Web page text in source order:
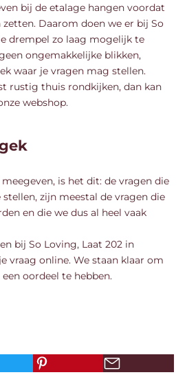
bij de etalage hangen voordat
zetten. Daarom doen we er bij So
drempel zo laag mogelijk te
ongemakkelijke blikken,
waar je vragen mag stellen.
rustig thuis rondkijken, dan kan
webshop.
is het dit: de vragen die
zijn meestal de vragen die
en die we dus al heel vaak
bij So Loving, Laat 202 in
vraag online. We staan klaar om
oordeel te hebben.